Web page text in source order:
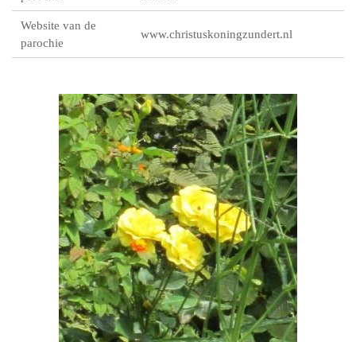
Website van de
parochie
www.christuskoningzundert.nl